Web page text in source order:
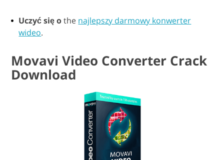
Uczyć się othe najlepszy darmowy konwerter
wideo.
Movavi Video Converter Crack
Download